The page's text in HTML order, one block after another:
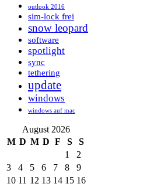
outlook 2016
sim-lock frei
snow leopard
software
spotlight
sync
tethering
update
windows
windows auf mac
August 2026
M D M D F S
S
1
2
3
4 5 6 7 8
9
10 11 12 13 14 15 16